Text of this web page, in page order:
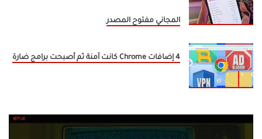
المجاني مفتوح المصدر
4 إضافات Chrome كانت آمنة ثم أصبحت برامج ضارة